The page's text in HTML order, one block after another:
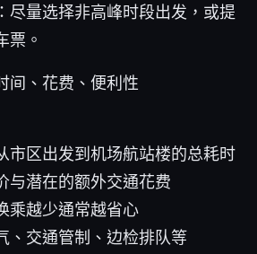
尽量选择非高峰时段出发，或提
票。
间、花费、便利性
市区出发到机场航站楼的总耗时
与潜在的额外交通花费
乘越少通常越省心
、交通管制、边检排队等